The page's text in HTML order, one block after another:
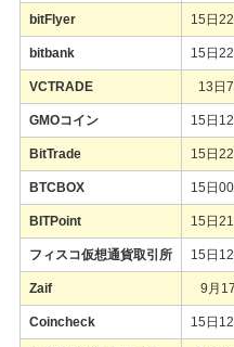
bitFlyer 15日
bitbank 15日
VCTRADE 13日
GMOコイン 15日
BitTrade 15日
BTCBOX 15日
BITPoint 15日
フィスコ仮想通貨取引所 15日
Zaif 9月
Coincheck 15日